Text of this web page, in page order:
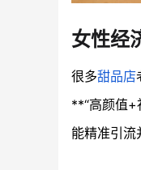
女性经
很多甜品店
**“高颜值+
能精准引流